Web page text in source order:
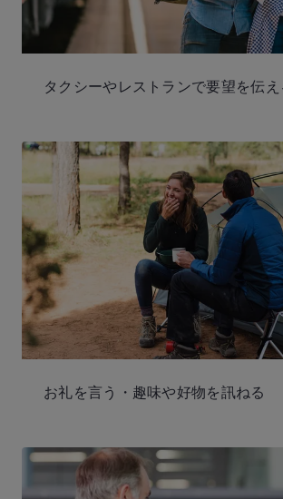
タクシーやレストランで要望を伝え
お礼を言う・趣味や好物を訊ねる